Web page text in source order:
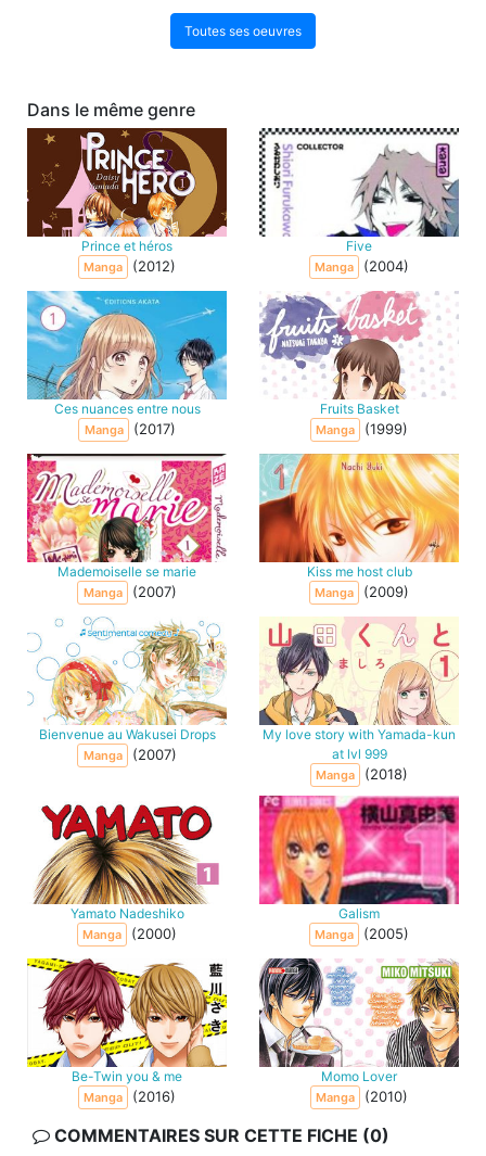
Toutes ses oeuvres
Dans le même genre
Prince et héros
Manga (2012)
Five
Manga (2004)
Ces nuances entre nous
Manga (2017)
Fruits Basket
Manga (1999)
Mademoiselle se marie
Manga (2007)
Kiss me host club
Manga (2009)
Bienvenue au Wakusei Drops
Manga (2007)
My love story with Yamada-kun
at lvl 999
Manga (2018)
Yamato Nadeshiko
Manga (2000)
Galism
Manga (2005)
Be-Twin you & me
Manga (2016)
Momo Lover
Manga (2010)
COMMENTAIRES SUR CETTE FICHE (0)